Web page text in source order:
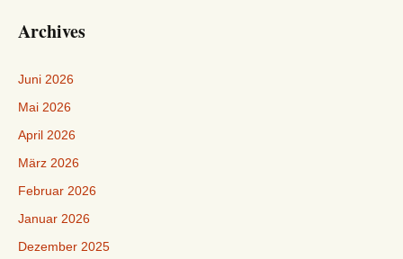
Archives
Juni 2026
Mai 2026
April 2026
März 2026
Februar 2026
Januar 2026
Dezember 2025